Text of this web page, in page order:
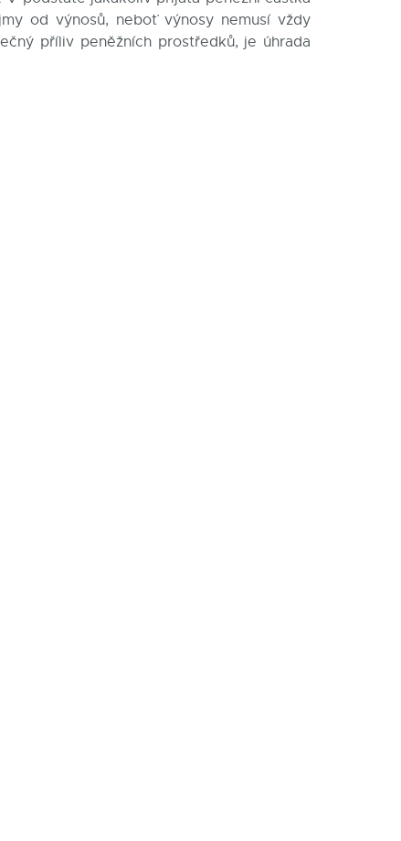
od výnosů, neboť výnosy nemusí vždy
příliv peněžních prostředků, je úhrada